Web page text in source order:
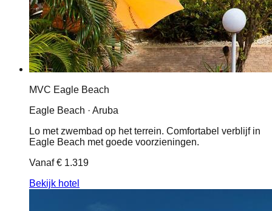
MVC Eagle Beach
Eagle Beach · Aruba
Lo met zwembad op het terrein. Comfortabel verblijf in
Eagle Beach met goede voorzieningen.
Vanaf€ 1.319
Bekijk hotel